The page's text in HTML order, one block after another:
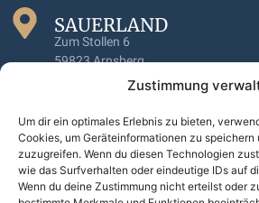
Zustimmung
Um dir ein optimales Erlebnis zu bieten,
Cookies, um Geräteinformationen zu speichern
zuzugreifen. Wenn du diesen Technologien
wie das Surfverhalten oder eindeutige IDs auf
Wenn du deine Zustimmung nicht erteilst oder
SAUERLAND
Zum Stollen 6
59823 Arnsberg
+49 (231) 94 13 13 0
HANNOVER
Papenstieg 5